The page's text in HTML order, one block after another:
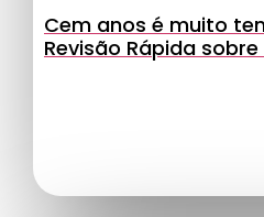
Cem anos é muito
Revisão Rápida sobre